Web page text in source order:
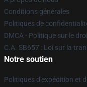
Conditions générales
Politiques de
DMCA - Politique sur le
C.A. SB657 : Loi sur la
Notre soutien
Politiques d'expédition et